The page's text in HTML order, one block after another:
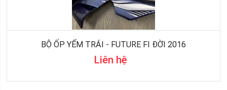
BỘ ỐP YẾM TRÁI - FUTURE FI ĐỜI 2016
Liên hệ